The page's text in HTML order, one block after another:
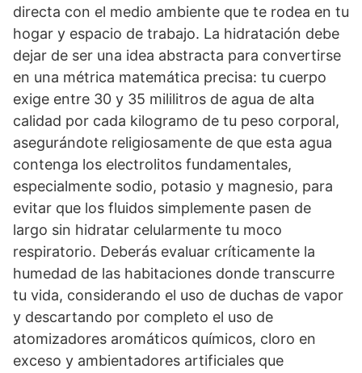
directa con el medio ambiente que te rodea en tu
hogar y espacio de trabajo. La hidratación debe
dejar de ser una idea abstracta para convertirse
en una métrica matemática precisa: tu cuerpo
exige entre 30 y 35 mililitros de agua de alta
calidad por cada kilogramo de tu peso corporal,
asegurándote religiosamente de que esta agua
contenga los electrolitos fundamentales,
especialmente sodio, potasio y magnesio, para
evitar que los fluidos simplemente pasen de
largo sin hidratar celularmente tu moco
respiratorio. Deberás evaluar críticamente la
humedad de las habitaciones donde transcurre
tu vida, considerando el uso de duchas de vapor
y descartando por completo el uso de
atomizadores aromáticos químicos, cloro en
exceso y ambientadores artificiales que